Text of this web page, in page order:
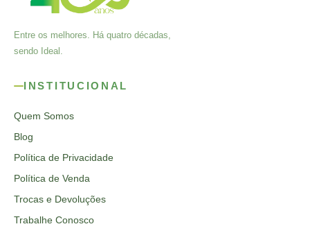
Entre os melhores. Há quatro décadas,
sendo Ideal.
INSTITUCIONAL
Quem Somos
Blog
Política de Privacidade
Política de Venda
Trocas e Devoluções
Trabalhe Conosco